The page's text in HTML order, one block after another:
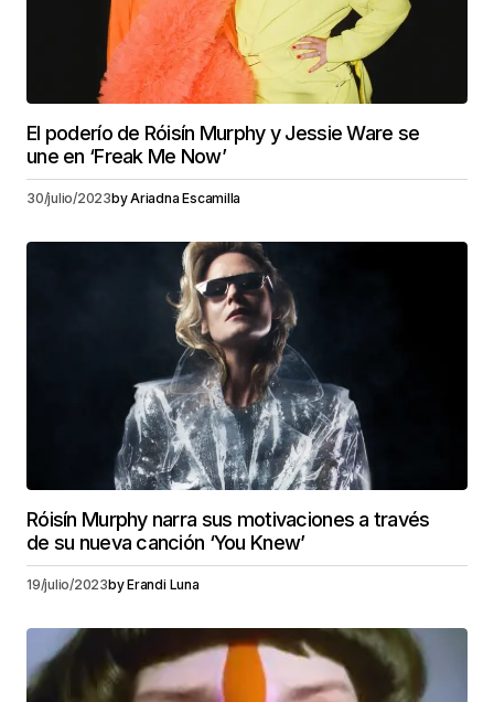
El poderío de Róisín Murphy y Jessie Ware se
une en ‘Freak Me Now’
30/julio/2023byAriadna Escamilla
Róisín Murphy narra sus motivaciones a través
de su nueva canción ‘You Knew’
19/julio/2023byErandi Luna